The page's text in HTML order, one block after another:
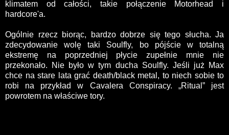
klimatem od całości, takie połączenie Motorhead i
hardcore'a.
Ogólnie rzecz biorąc, bardzo dobrze się tego słucha. Ja
zdecydowanie wolę taki Soulfly, bo pójście w totalną
ekstremę na poprzedniej płycie zupełnie mnie nie
przekonało. Nie było w tym ducha Soulfly. Jeśli już Max
chce na stare lata grać death/black metal, to niech sobie to
robi na przykład w Cavalera Conspiracy. „Ritual” jest
powrotem na właściwe tory.